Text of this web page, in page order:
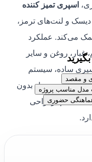
اسپری تمیز کننده
دیسک و لنت‌های ترمز،
می‌کند. عملکرد
غبار، روغن و سایر
ساده، سیستم
این محصول بدون
مستقیم بر نواحی
کننده دیسک
و مقصد
مدل مناسب پروژه
حضوری